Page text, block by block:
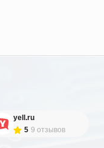
yell.ru
5 9 отзывов